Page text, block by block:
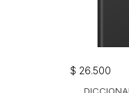
$ 26.500